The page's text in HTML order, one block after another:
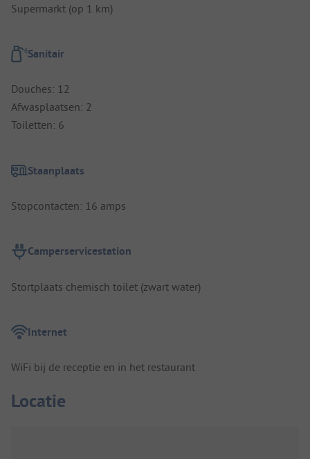
Supermarkt (op 1 km)
Sanitair
Douches: 12
Afwasplaatsen: 2
Toiletten: 6
Staanplaats
Stopcontacten: 16 amps
Camperservicestation
Stortplaats chemisch toilet (zwart water)
Internet
WiFi bij de receptie en in het restaurant
Locatie